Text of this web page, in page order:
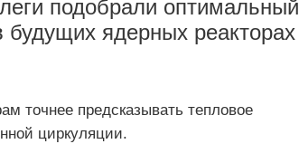
подобрали оптимальный
ядерных реакторах
точнее предсказывать тепловое
циркуляции.